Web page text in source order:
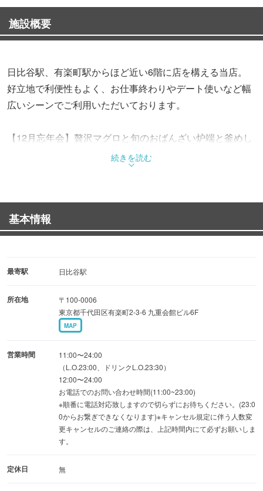
施設概要
日比谷駅、有楽町駅からほど近い6階に店を構える当店。
好立地で利便性もよく、お仕事終わりやデート使いなど幅
広いシーンでご利用いただいております。
【12月忘年会】贅沢マグロと旬のおばんざい炉端と釜めし
コース 3H 飲み放題付全8品4500円
【12月忘年会】本マグロ鰻と山椒の釜めしの極みコース
自慢の逸品に合わせて、日本酒・焼酎などお好きなお酒を
ご堪能ください！
続きを読む
基本情報
最寄駅 日比谷駅
所在地
〒100-0006
東京都千代田区有楽町2-3-6 九重会館ビル6F
MAP
営業時間
11:00〜24:00
（L.O.23:00、ドリンクL.O.23:30）
12:00〜24:00
お電話でのお問い合わせ時間(11:00~23:00)
※順番に電話対応致しますので切らずにお待ちください。(23:0
0からお繋ぎできなくなります)※キャンセル規定に伴う人数変
更キャンセルのご連絡の際は、上記時間内にて必ずお願いしま
す。
定休日 無